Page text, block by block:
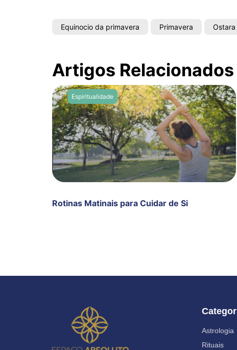
Equinocio da primavera Primavera Ostara
Artigos Relacionados
Espiritualidade
Rotinas Matinais para Cuidar de Si
Astrologia
Rituais